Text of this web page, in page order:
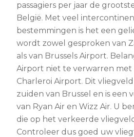
passagiers per jaar de
België. Met veel
bestemmingen is het een
wordt zowel gesproken van
als van Brussels Airport.
Airport niet te verwarren met
Charleroi Airport. Dit
zuiden van Brussel en is een
van Ryan Air en Wizz Air. U
die op het verkeerde
Controleer dus goed uw